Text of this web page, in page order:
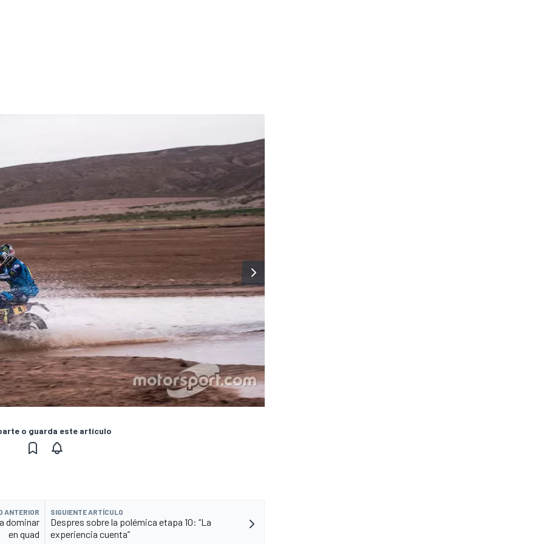
o guarda este artículo
ANTERIOR
dominar
en quad
SIGUIENTE ARTÍCULO
Despres sobre la polémica etapa 10: “La
experiencia cuenta”